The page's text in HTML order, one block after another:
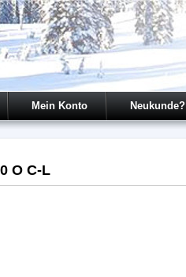
Mein Konto Neukunde?
O C-L